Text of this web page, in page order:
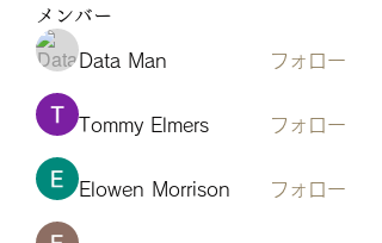
メンバー
Data Man フォロー
Tommy Elmers フォロー
Elowen Morrison フォロー